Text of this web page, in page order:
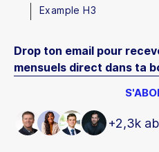
Example H3
Drop ton email pour
mensuels direct dans ta
+2,3k